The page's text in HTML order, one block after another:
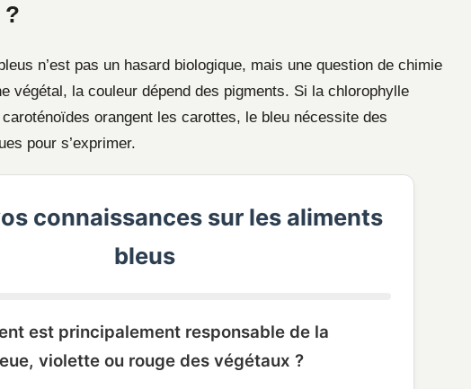
?
n’est pas un hasard biologique, mais une question de chimie
végétal, la couleur dépend des pigments. Si la chlorophylle
orangent les carottes, le bleu nécessite des
pour s’exprimer.
connaissances sur les aliments
bleus
est principalement responsable de la
violette ou rouge des végétaux ?